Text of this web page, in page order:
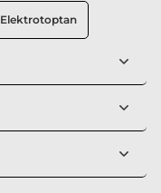
Elektrotoptan